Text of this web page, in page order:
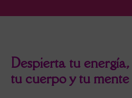
Despierta tu
tu cuerpo y tu mente